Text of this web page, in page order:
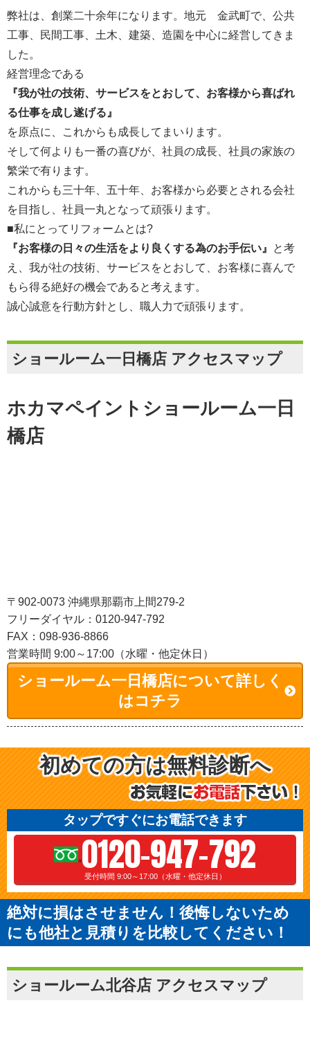
弊社は、創業二十余年になります。地元 金武町で、公共
工事、民間工事、土木、建築、造園を中心に経営してきま
した。
経営理念である
『我が社の技術、サービスをとおして、お客様から喜ばれ
る仕事を成し遂げる』
を原点に、これからも成長してまいります。
そして何よりも一番の喜びが、社員の成長、社員の家族の
繁栄で有ります。
これからも三十年、五十年、お客様から必要とされる会社
を目指し、社員一丸となって頑張ります。
■私にとってリフォームとは?
『お客様の日々の生活をより良くする為のお手伝い』
と考
え、我が社の技術、サービスをとおして、お客様に喜んで
もら得る絶好の機会であると考えます。
誠心誠意を行動方針とし、職人力で頑張ります。
ショールーム一日橋店 アクセスマップ
ホカマペイントショールーム一日
橋店
〒902-0073 沖縄県那覇市上間279-2
フリーダイヤル：0120-947-792
FAX：098-936-8866
営業時間 9:00～17:00（水曜・他定休日）
ショールーム一日橋店について詳しく
はコチラ
初めての方は無料診断へ
タップですぐにお電話できます
0120-947-792
受付時間 9:00～17:00（水曜・他定休日）
絶対に損はさせません！後悔しないため
にも他社と見積りを比較してください！
ショールーム北谷店 アクセスマップ